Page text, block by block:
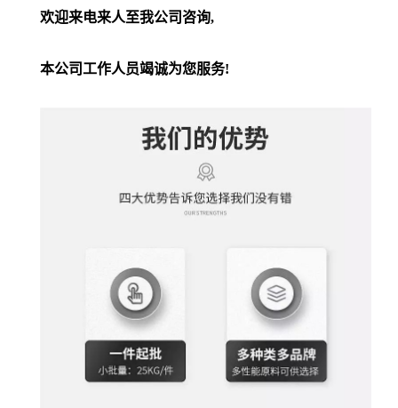
欢迎来电来人至我公司咨询,
本公司工作人员竭诚为您服务!